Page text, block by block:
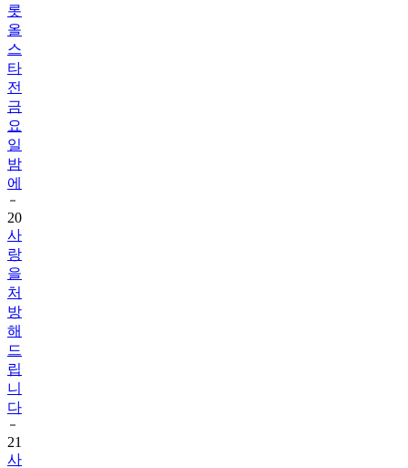
롯
올
스
타
전
금
요
일
밤
에
20
사
랑
을
처
방
해
드
립
니
다
21
사